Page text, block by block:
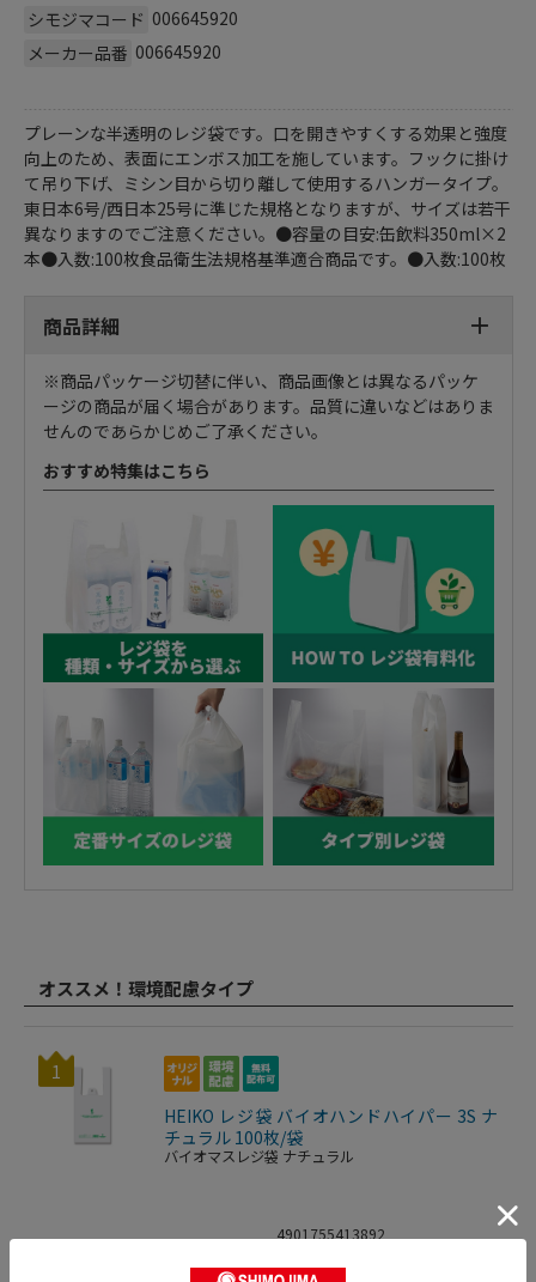
シモジマコード 006645920
メーカー品番 006645920
プレーンな半透明のレジ袋です。口を開きやすくする効果と強度
向上のため、表面にエンボス加工を施しています。フックに掛け
て吊り下げ、ミシン目から切り離して使用するハンガータイプ。
東日本6号/西日本25号に準じた規格となりますが、サイズは若干
異なりますのでご注意ください。●容量の目安:缶飲料350ml×2
本●入数:100枚食品衛生法規格基準適合商品です。●入数:100枚
商品詳細
※商品パッケージ切替に伴い、商品画像とは異なるパッケ
ージの商品が届く場合があります。品質に違いなどはありま
せんのであらかじめご了承ください。
おすすめ特集はこちら
オススメ！環境配慮タイプ
1
HEIKO レジ袋 バイオハンドハイパー 3S ナ
チュラル 100枚/袋
バイオマスレジ袋 ナチュラル
4901755413892